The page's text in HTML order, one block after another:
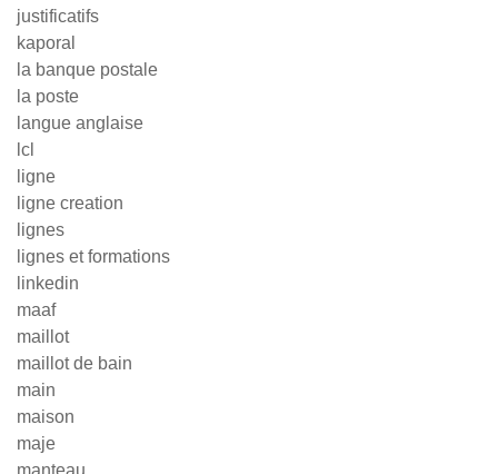
justificatifs
kaporal
la banque postale
la poste
langue anglaise
lcl
ligne
ligne creation
lignes
lignes et formations
linkedin
maaf
maillot
maillot de bain
main
maison
maje
manteau